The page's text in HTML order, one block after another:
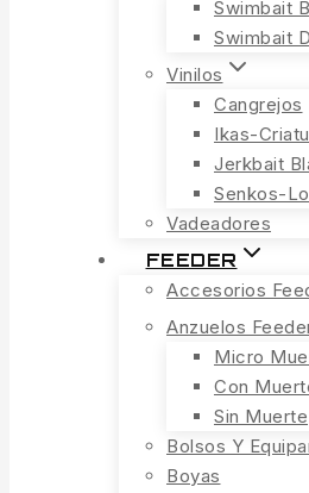
Swimbait
Swimbait
Vinilos
Cangrejos
Ikas-
Jerkbait
Senkos-
Vadeadores
FEEDER
Accesorios
Anzuelos
Micro
Con
Sin Muerte
Bolsos Y
Boyas